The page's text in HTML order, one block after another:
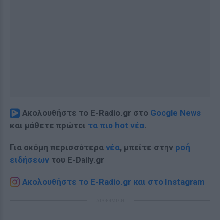
Ακολουθήστε το E-Radio.gr στο Google News
και μάθετε πρώτοι τα πιο hot νέα.
Για ακόμη περισσότερα νέα, μπείτε στην ροή
ειδήσεων του E-Daily.gr
Ακολουθήστε το E-Radio.gr και στο Instagram